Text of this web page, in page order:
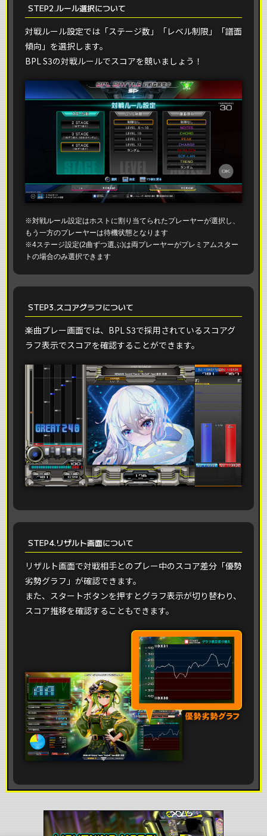
STEP2.ルール選択について
対戦ルール設定では「ステージ数」「レベル制限」「譜面
傾向」を選択します。
BPL S3の対戦ルールでスコアを競いましょう！
※対戦ルール設定はホストに割り当てられたプレーヤーが選択し、
もう一方のプレーヤーは待機状態となります
※4ステージ設定(2曲ずつ選ぶ)は両プレーヤーがプレミアムスター
トの場合のみ選択できます
STEP3.スコアグラフについて
楽曲プレー画面では、BPL S3で採用されているスコアグ
ラフ表示でスコアを確認することができます。
STEP4.リザルト画面について
リザルト画面で対戦相手とのプレー中のスコア差分「優勢
劣勢グラフ」が確認できます。
また、スタートボタンを押すとグラフ表示が切り替わり、
スコア推移を確認することもできます。